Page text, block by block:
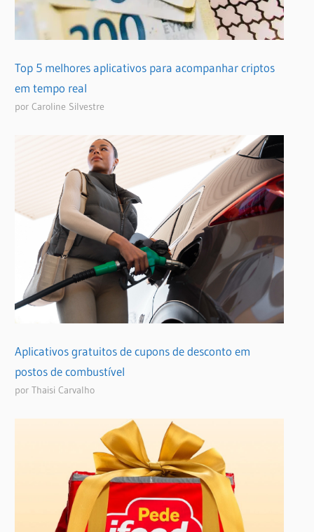
Top 5 melhores aplicativos para acompanhar criptos
em tempo real
por Caroline Silvestre
Aplicativos gratuitos de cupons de desconto em
postos de combustível
por Thaisi Carvalho